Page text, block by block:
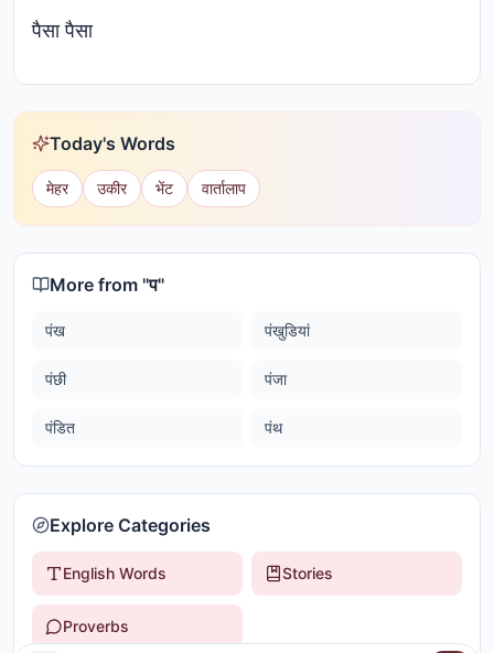
पैसा पैसा
Today's Words
मेहर उकीर भेंट वार्तालाप
More from "प"
पंख पंखुडियां
पंछी पंजा
पंडित पंथ
Explore Categories
English Words Stories
Proverbs